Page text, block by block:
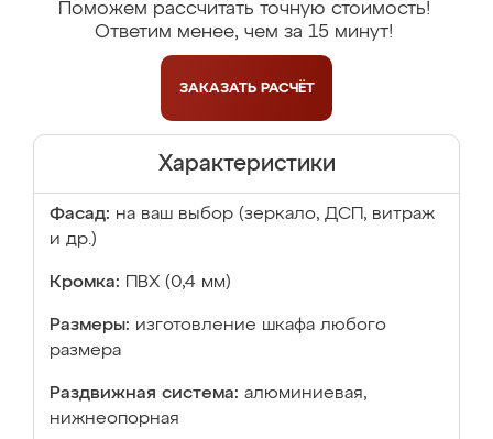
Поможем рассчитать точную стоимость!
Ответим менее, чем за 15 минут!
ЗАКАЗАТЬ РАСЧЁТ
Характеристики
Фасад: на ваш выбор (зеркало, ДСП, витраж
и др.)
Кромка: ПВХ (0,4 мм)
Размеры: изготовление шкафа любого
размера
Раздвижная система: алюминиевая,
нижнеопорная